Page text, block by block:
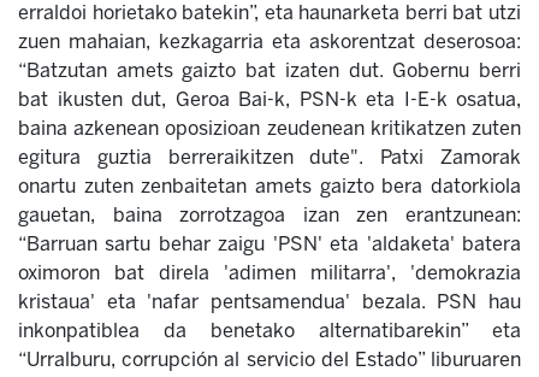
erraldoi horietako batekin”, eta haunarketa berri bat utzi
zuen mahaian, kezkagarria eta askorentzat deserosoa:
“Batzutan amets gaizto bat izaten dut. Gobernu berri
bat ikusten dut, Geroa Bai-k, PSN-k eta I-E-k osatua,
baina azkenean oposizioan zeudenean kritikatzen zuten
egitura guztia berreraikitzen dute". Patxi Zamorak
onartu zuten zenbaitetan amets gaizto bera datorkiola
gauetan, baina zorrotzagoa izan zen erantzunean:
“Barruan sartu behar zaigu 'PSN' eta 'aldaketa' batera
oximoron bat direla 'adimen militarra', 'demokrazia
kristaua' eta 'nafar pentsamendua' bezala. PSN hau
inkonpatiblea da benetako alternatibarekin” eta
“Urralburu, corrupción al servicio del Estado” liburuaren